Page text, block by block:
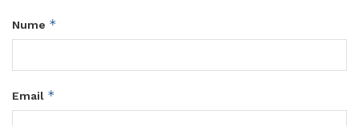
Nume *
Email *